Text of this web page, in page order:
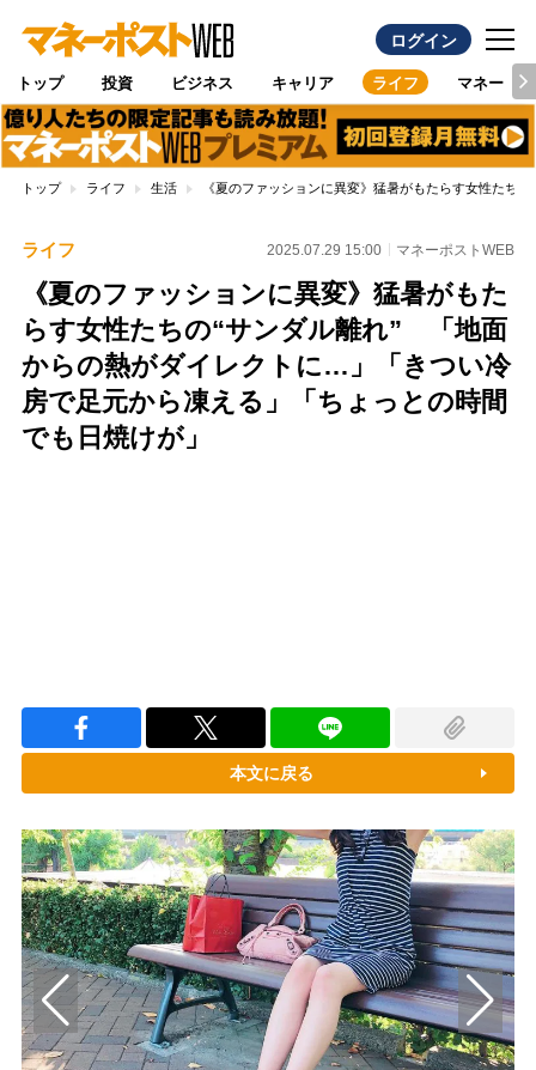
ログイン
トップ 投資 ビジネス キャリア ライフ マネー
トップ ライフ 生活 《夏のファッションに異変》猛暑がもたらす女性たち
ライフ 2025.07.29 15:00 マネーポストWEB
《夏のファッションに異変》猛暑がもた
らす女性たちの“サンダル離れ” 「地面
からの熱がダイレクトに…」「きつい冷
房で足元から凍える」「ちょっとの時間
でも日焼けが」
本文に戻る